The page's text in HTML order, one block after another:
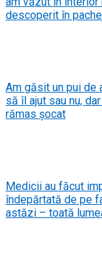
descoperit în
Am găsit un pui de
să îl ajut sau nu,
rămas șocat
Medicii au făcut
îndepărtată de pe
astăzi – toată